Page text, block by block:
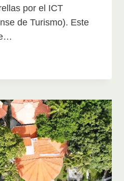
por el ICT
de Turismo). Este